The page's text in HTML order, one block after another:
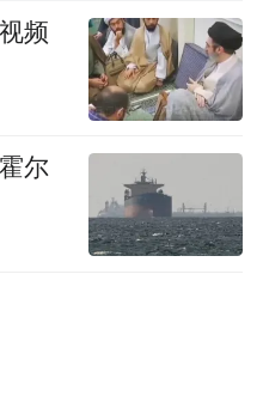
115cm x78cm
频
尔